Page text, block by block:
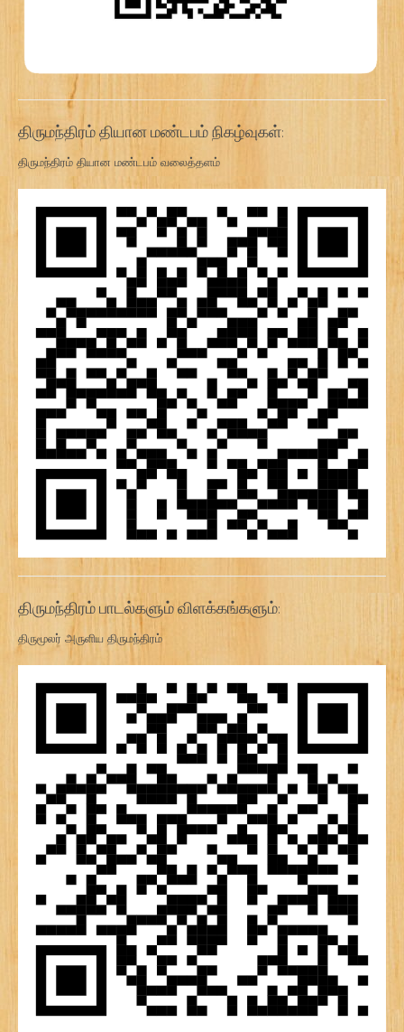
திருமந்திரம் தியான மண்டபம் நிகழ்வுகள்:
திருமந்திரம் தியான மண்டபம் வலைத்தளம்
திருமந்திரம் பாடல்களும் விளக்கங்களும்:
திருமூலர் அருளிய திருமந்திரம்